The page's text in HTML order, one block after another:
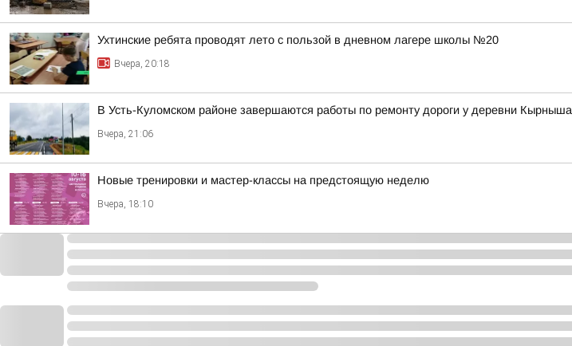
Ухтинские ребята проводят лето с пользой в дневном лагере школы №20
Вчера, 20:18
В Усть-Куломском районе завершаются работы по ремонту дороги у деревни Кырныша
Вчера, 21:06
Новые тренировки и мастер-классы на предстоящую неделю
Вчера, 18:10